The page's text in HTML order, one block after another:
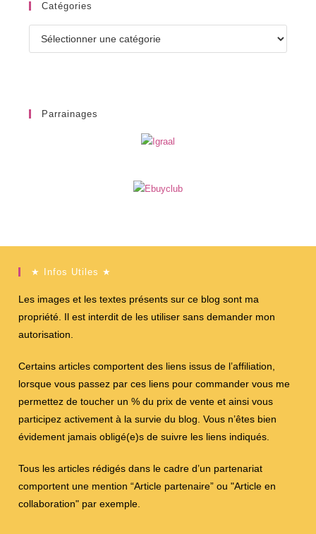
Catégories
Parrainages
★ Infos Utiles ★
Les images et les textes présents sur ce blog sont ma
propriété. Il est interdit de les utiliser sans demander mon
autorisation.
Certains articles comportent des liens issus de l’affiliation,
lorsque vous passez par ces liens pour commander vous me
permettez de toucher un % du prix de vente et ainsi vous
participez activement à la survie du blog. Vous n’êtes bien
évidement jamais obligé(e)s de suivre les liens indiqués.
Tous les articles rédigés dans le cadre d’un partenariat
comportent une mention “Article partenaire” ou "Article en
collaboration" par exemple.